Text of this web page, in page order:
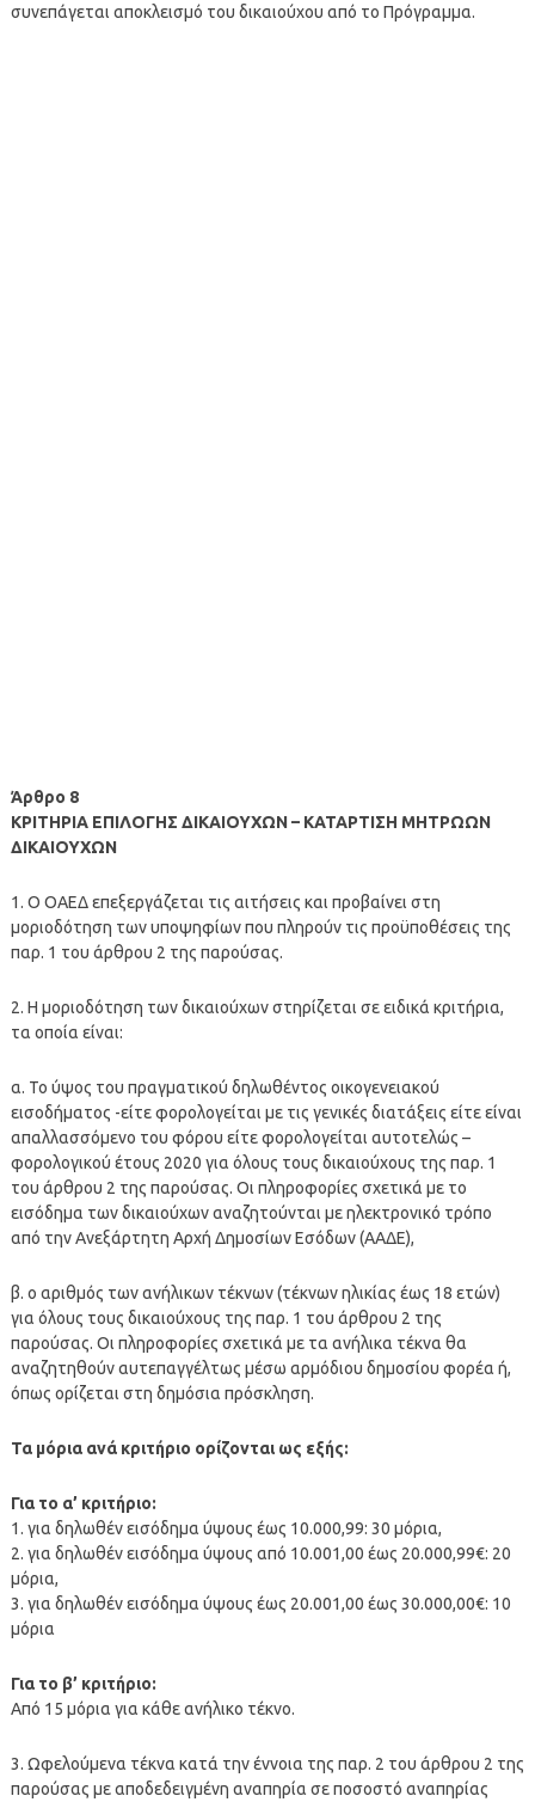
συνεπάγεται αποκλεισμό του δικαιούχου από το Πρόγραμμα.
Άρθρο 8
ΚΡΙΤΗΡΙΑ ΕΠΙΛΟΓΗΣ ΔΙΚΑΙΟΥΧΩΝ – ΚΑΤΑΡΤΙΣΗ ΜΗΤΡΩΩΝ
ΔΙΚΑΙΟΥΧΩΝ
1. Ο ΟΑΕΔ επεξεργάζεται τις αιτήσεις και προβαίνει στη
μοριοδότηση των υποψηφίων που πληρούν τις προϋποθέσεις της
παρ. 1 του άρθρου 2 της παρούσας.
2. Η μοριοδότηση των δικαιούχων στηρίζεται σε ειδικά κριτήρια,
τα οποία είναι:
α. Το ύψος του πραγματικού δηλωθέντος οικογενειακού
εισοδήματος -είτε φορολογείται με τις γενικές διατάξεις είτε είναι
απαλλασσόμενο του φόρου είτε φορολογείται αυτοτελώς –
φορολογικού έτους 2020 για όλους τους δικαιούχους της παρ. 1
του άρθρου 2 της παρούσας. Οι πληροφορίες σχετικά με το
εισόδημα των δικαιούχων αναζητούνται με ηλεκτρονικό τρόπο
από την Ανεξάρτητη Αρχή Δημοσίων Εσόδων (ΑΑΔΕ),
β. ο αριθμός των ανήλικων τέκνων (τέκνων ηλικίας έως 18 ετών)
για όλους τους δικαιούχους της παρ. 1 του άρθρου 2 της
παρούσας. Οι πληροφορίες σχετικά με τα ανήλικα τέκνα θα
αναζητηθούν αυτεπαγγέλτως μέσω αρμόδιου δημοσίου φορέα ή,
όπως ορίζεται στη δημόσια πρόσκληση.
Τα μόρια ανά κριτήριο ορίζονται ως εξής:
Για το α’ κριτήριο:
1. για δηλωθέν εισόδημα ύψους έως 10.000,99: 30 μόρια,
2. για δηλωθέν εισόδημα ύψους από 10.001,00 έως 20.000,99€: 20
μόρια,
3. για δηλωθέν εισόδημα ύψους έως 20.001,00 έως 30.000,00€: 10
μόρια
Για το β’ κριτήριο:
Από 15 μόρια για κάθε ανήλικο τέκνο.
3. Ωφελούμενα τέκνα κατά την έννοια της παρ. 2 του άρθρου 2 της
παρούσας με αποδεδειγμένη αναπηρία σε ποσοστό αναπηρίας